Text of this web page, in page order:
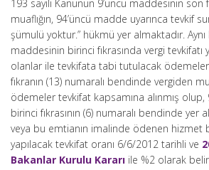
193 sayılı Kanunun 9’uncu maddesinin son
muaflığın, 94’üncü madde uyarınca tevkif
şümulü yoktur.” hükmü yer almaktadır. Aynı
maddesinin birinci fıkrasında vergi
olanlar ile tevkifata tabi tutulacak ödemeler
fıkranın (13) numaralı bendinde vergiden
ödemeler tevkifat kapsamına alınmış olup,
birinci fıkrasının (6) numaralı bendinde
veya bu emtianın imalinde ödenen hizmet
yapılacak tevkifat oranı 6/6/2012 tarihli ve
Bakanlar Kurulu Kararı ile %2 olarak